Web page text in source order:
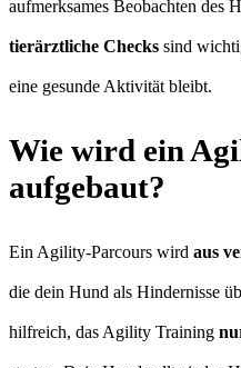
aufmerksames Beobachten des
tierärztliche Checks sind
eine gesunde Aktivität bleibt.
Wie wird ein
aufgebaut?
Ein Agility-Parcours wird aus
die dein Hund als Hindernisse
hilfreich, das Agility Training